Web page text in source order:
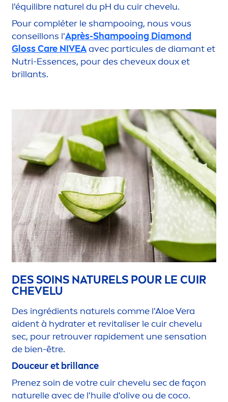
l'équilibre naturel du pH du cuir chevelu.
Pour compléter le shampooing, nous vous
conseillons l'Après-Shampooing Diamond
GlossCare NIVEAavec particules de diamant et
Nutri-Essences, pour des cheveux doux et
brillants.
DES SOINS NATURELS POUR LE CUIR
CHEVELU
Des ingrédients naturels comme l'Aloe Vera
aident à hydrater et revitaliser le cuir chevelu
sec, pour retrouver rapidement unesensation
de bien-être.
Douceur et brillance
Prenez soin de votre cuir chevelu sec de façon
naturelle avec de l'huile d'olive ou de coco.